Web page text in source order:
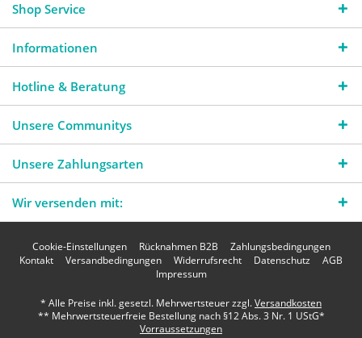
Shop Service
Informationen
Hotline & Beratung
Unsere Communitys
Unsere Zahlungsarten
Wir versenden mit:
Cookie-Einstellungen Rücknahmen B2B
Zahlungsbedingungen
Kontakt
Versandbedingungen Widerrufsrecht Datenschutz
AGB
Impressum
* Alle Preise inkl. gesetzl. Mehrwertsteuer zzgl.Versandkosten
** Mehrwertsteuerfreie Bestellung nach §12 Abs. 3 Nr. 1 UStG*
Vorraussetzungen